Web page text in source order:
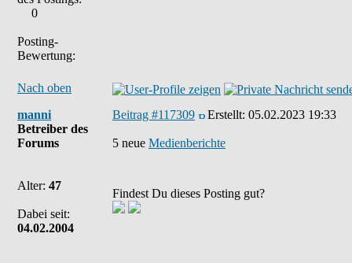
0
Posting-
Bewertung:
Nach oben
manni
Betreiber des
Forums
Alter: 47
Dabei seit:
04.02.2004
Beitrag #117309 Erstellt: 05.02.2023 19:33
5 neue Medienberichte
Findest Du dieses Posting gut?